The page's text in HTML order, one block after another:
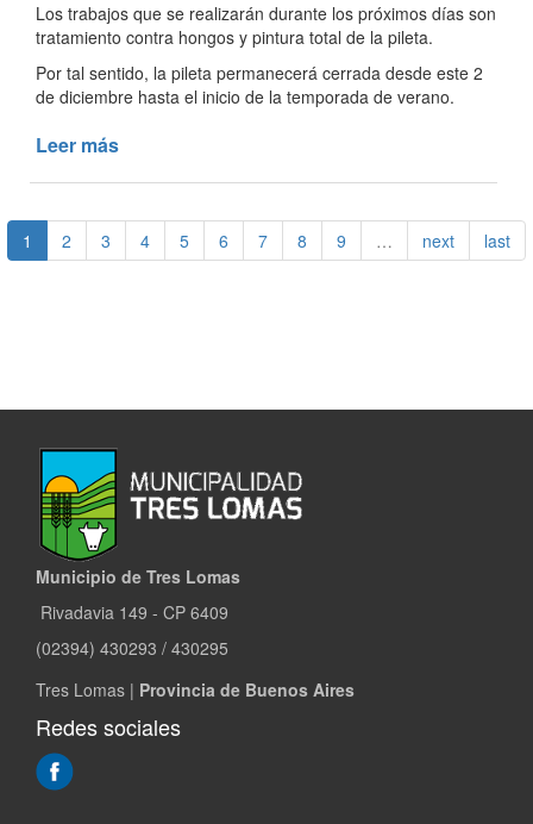
Los trabajos que se realizarán durante los próximos días son
tratamiento contra hongos y pintura total de la pileta.
Por tal sentido, la pileta permanecerá cerrada desde este 2
de diciembre hasta el inicio de la temporada de verano.
Leer más
MANTENIMIENTO
EN
1 2 3 4 5 6 7 8 9 … next last
Municipio de Tres Lomas
Rivadavia 149 - CP 6409
(02394) 430293 / 430295
Tres Lomas | Provincia de Buenos Aires
Redes sociales